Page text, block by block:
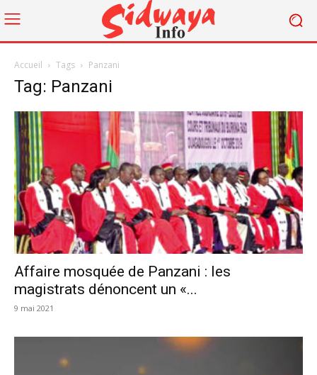
Accueil Tags Panzani
Tag: Panzani
Affaire mosquée de Panzani : les
magistrats dénoncent un «...
9 mai 2021